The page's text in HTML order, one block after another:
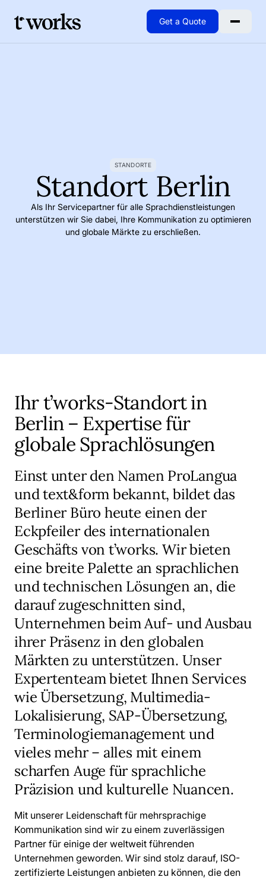
Get a Quote
STANDORTE
Standort Berlin
Als Ihr Servicepartner für alle Sprachdienstleistungen
unterstützen wir Sie dabei, Ihre Kommunikation zu optimieren
und globale Märkte zu erschließen.
Ihr t’works-Standort in
Berlin – Expertise für
globale Sprachlösungen
Einst unter den Namen ProLangua
und text&form bekannt, bildet das
Berliner Büro heute einen der
Eckpfeiler des internationalen
Geschäfts von t’works. Wir bieten
eine breite Palette an sprachlichen
und technischen Lösungen an, die
darauf zugeschnitten sind,
Unternehmen beim Auf- und Ausbau
ihrer Präsenz in den globalen
Märkten zu unterstützen. Unser
Expertenteam bietet Ihnen Services
wie Übersetzung, Multimedia-
Lokalisierung, SAP-Übersetzung,
Terminologiemanagement und
vieles mehr – alles mit einem
scharfen Auge für sprachliche
Präzision und kulturelle Nuancen.
Mit unserer Leidenschaft für mehrsprachige
Kommunikation sind wir zu einem zuverlässigen
Partner für einige der weltweit führenden
Unternehmen geworden. Wir sind stolz darauf, ISO-
zertifizierte Leistungen anbieten zu können, die den